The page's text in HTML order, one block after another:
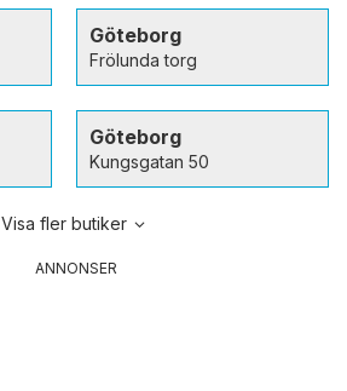
Göteborg
Frölunda torg
Göteborg
Kungsgatan 50
Visa fler butiker
ANNONSER